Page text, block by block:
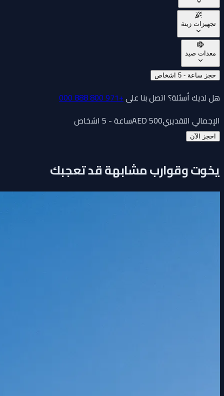
تجهيزات زينة
معدات صيد
حجز ساعة - 5 اشخاص
هل لديك أسئلة؟ اتصل بنا على +971 800 888 000
الإجمالي التقديري
AED500 ساعة - 5 اشخاص
احجز الآن
يخوت وقوارب مشابهة قد تعجبك